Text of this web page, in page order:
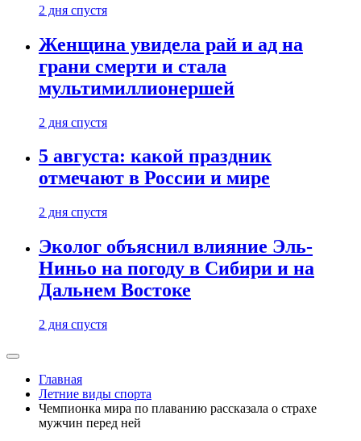
2 дня спустя
Женщина увидела рай и ад на
грани смерти и стала
мультимиллионершей
2 дня спустя
5 августа: какой праздник
отмечают в России и мире
2 дня спустя
Эколог объяснил влияние Эль-
Ниньо на погоду в Сибири и на
Дальнем Востоке
2 дня спустя
Главная
Летние виды спорта
Чемпионка мира по плаванию рассказала о страхе
мужчин перед ней